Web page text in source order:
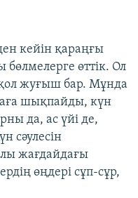
кейін қараңғы
бөлмелерге өттік. Ол
жуғыш бар. Мұнда
шықпайды, күн
да, ас үйі де,
сәулесін
жағдайдағы
өңдері сұп-сұр,